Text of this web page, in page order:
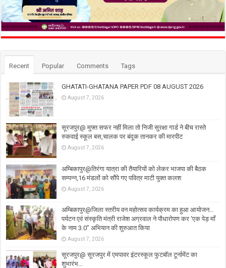
Recent Popular Comments Tags
GHATATI-GHATANA PAPER PDF 08 AUGUST 2026
August 7, 2026
सूरजपुर@ मुफ्त सफर नहीं मिला तो निजी सुरक्षा गार्ड ने बीच रास्ते
रुकवाई स्कूल बस,चालक पर बंदूक तानकर की मारपीट
August 7, 2026
अम्बिकापुर@तिरंगा यात्रा की तैयारियों को लेकर भाजपा की बैठक
सम्पन्न,16 मंडलों को सौंपे गए पवित्र माटी युक्त कलश
August 7, 2026
अम्बिकापुर@जिला स्तरीय वन महोत्सव कार्यक्रम का हुआ आयोजन…
पर्यटन एवं संस्कृति मंत्री राजेश अग्रवाल ने पौधारोपण कर ‘एक पेड़ माँ
के नाम 3.0’’ अभियान की शुरुआत किया
August 7, 2026
सूरजपुर@ सूरजपुर में एमपावर इंटरस्कूल फुटबॉल टूर्नामेंट का
शुभारंभ…